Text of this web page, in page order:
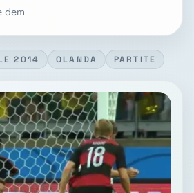
dem
2014 OLANDA PARTITE